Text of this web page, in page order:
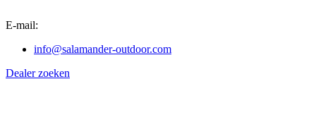
E-mail:
info@salamander-outdoor.com
Dealer zoeken